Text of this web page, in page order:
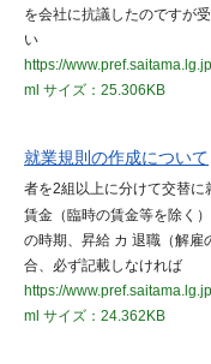
を会社に抗議したのですが
い
https://
ml サイズ：25.306KB
就業規則の作成について
者を2組以上に分けて交替に
賃金（臨時の賃金等を除く
の時期、昇給 カ 退職（解雇
合、必ず記載しなければ
https://
ml サイズ：24.362KB